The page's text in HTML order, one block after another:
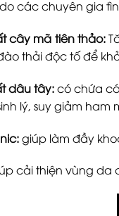
các chuyên gia
cây mã tiên thảo:
thải độc tố để
dâu tây:có chứa
lý, suy giảm
giúp làm đầy
cải thiện vùng da